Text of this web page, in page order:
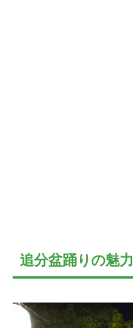
追分盆踊りの魅力